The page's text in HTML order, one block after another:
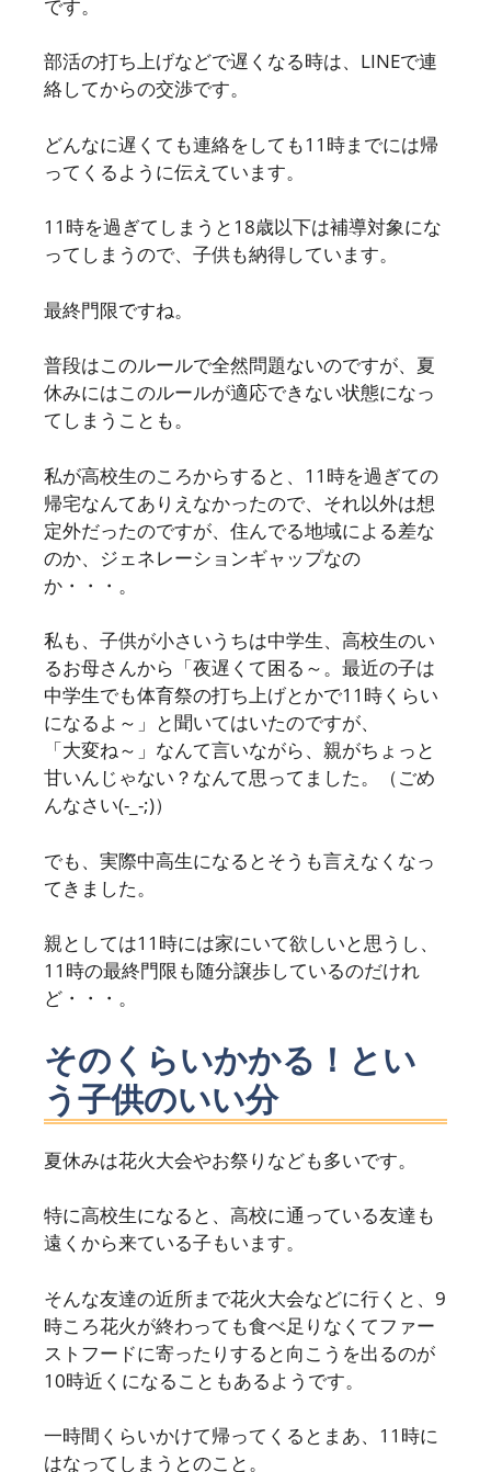
です。
部活の打ち上げなどで遅くなる時は、LINEで連
絡してからの交渉です。
どんなに遅くても連絡をしても11時までには帰
ってくるように伝えています。
11時を過ぎてしまうと18歳以下は補導対象にな
ってしまうので、子供も納得しています。
最終門限ですね。
普段はこのルールで全然問題ないのですが、夏
休みにはこのルールが適応できない状態になっ
てしまうことも。
私が高校生のころからすると、11時を過ぎての
帰宅なんてありえなかったので、それ以外は想
定外だったのですが、住んでる地域による差な
のか、ジェネレーションギャップなの
か・・・。
私も、子供が小さいうちは中学生、高校生のい
るお母さんから「夜遅くて困る～。最近の子は
中学生でも体育祭の打ち上げとかで11時くらい
になるよ～」と聞いてはいたのですが、
「大変ね～」なんて言いながら、親がちょっと
甘いんじゃない？なんて思ってました。（ごめ
んなさい(-_-;)）
でも、実際中高生になるとそうも言えなくなっ
てきました。
親としては11時には家にいて欲しいと思うし、
11時の最終門限も随分譲歩しているのだけれ
ど・・・。
そのくらいかかる！とい
う子供のいい分
夏休みは花火大会やお祭りなども多いです。
特に高校生になると、高校に通っている友達も
遠くから来ている子もいます。
そんな友達の近所まで花火大会などに行くと、9
時ころ花火が終わっても食べ足りなくてファー
ストフードに寄ったりすると向こうを出るのが
10時近くになることもあるようです。
一時間くらいかけて帰ってくるとまあ、11時に
はなってしまうとのこと。